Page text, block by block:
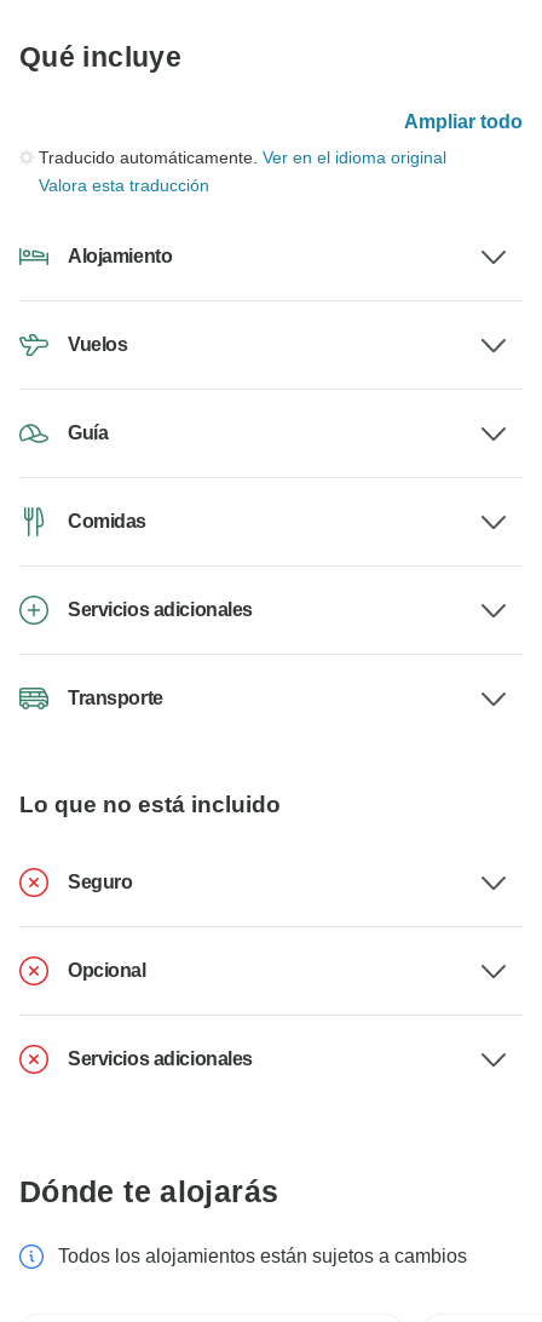
Qué incluye
Ampliar todo
Traducido automáticamente. Ver en el idioma original
Valora esta traducción
Alojamiento
Vuelos
Guía
Comidas
Servicios adicionales
Transporte
Lo que no está incluido
Seguro
Opcional
Servicios adicionales
Dónde te alojarás
Todos los alojamientos están sujetos a cambios